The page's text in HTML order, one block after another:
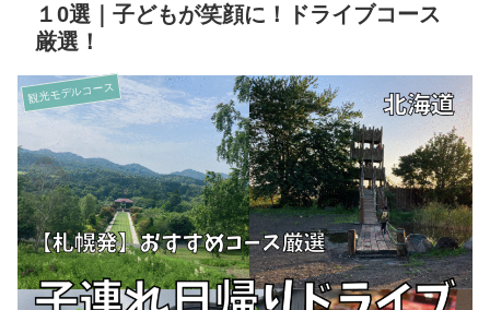
１0選｜子どもが笑顔に！ドライブコース
厳選！
観光モデルコース